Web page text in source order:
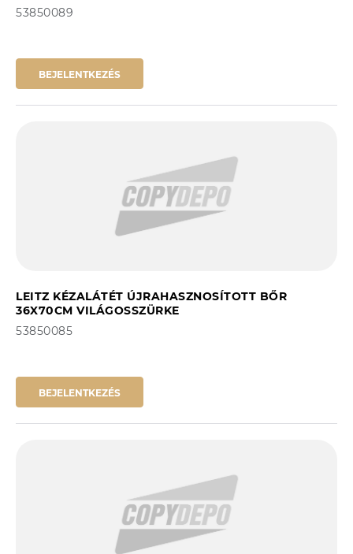
53850089
BEJELENTKEZÉS
LEITZ KÉZALÁTÉT ÚJRAHASZNOSÍTOTT BŐR
36X70CM VILÁGOSSZÜRKE
53850085
BEJELENTKEZÉS